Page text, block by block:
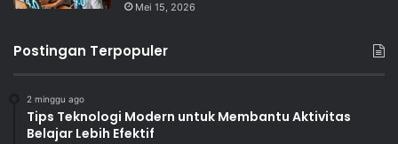
Mei 15, 2026
Postingan Terpopuler
2 minggu ago
Tips Teknologi Modern untuk Membantu Aktivitas
Belajar Lebih Efektif